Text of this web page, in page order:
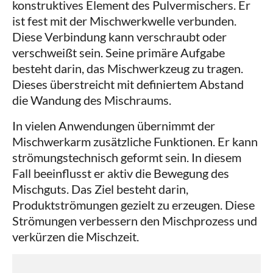
konstruktives Element des Pulvermischers. Er
ist fest mit der Mischwerkwelle verbunden.
Diese Verbindung kann verschraubt oder
verschweißt sein. Seine primäre Aufgabe
besteht darin, das Mischwerkzeug zu tragen.
Dieses überstreicht mit definiertem Abstand
die Wandung des Mischraums.
In vielen Anwendungen übernimmt der
Mischwerkarm zusätzliche Funktionen. Er kann
strömungstechnisch geformt sein. In diesem
Fall beeinflusst er aktiv die Bewegung des
Mischguts. Das Ziel besteht darin,
Produktströmungen gezielt zu erzeugen. Diese
Strömungen verbessern den Mischprozess und
verkürzen die Mischzeit.